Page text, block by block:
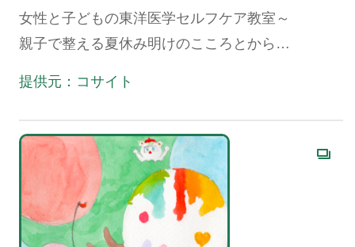
女性と子どもの東洋医学セルフケア教室～
親子で整える夏休み明けのこころとからだ
提供元：コサイト